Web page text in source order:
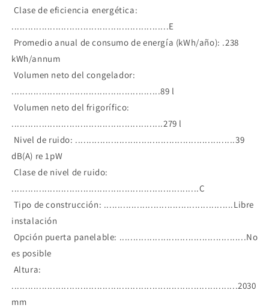
Clase de eficiencia energética:
.........................................................E
Promedio anual de consumo de energía (kWh/año): .238
kWh/annum
Volumen neto del congelador:
......................................................89 l
Volumen neto del frigorífico:
.......................................................279 l
Nivel de ruido: ..........................................................39
dB(A) re 1pW
Clase de nivel de ruido:
....................................................................C
Tipo de construcción: ...............................................Libre
instalación
Opción puerta panelable: ..............................................No
es posible
Altura:
..................................................................................2030
mm